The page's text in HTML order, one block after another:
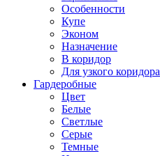
Особенности
Купе
Эконом
Назначение
В коридор
Для узкого коридора
Гардеробные
Цвет
Белые
Светлые
Серые
Темные